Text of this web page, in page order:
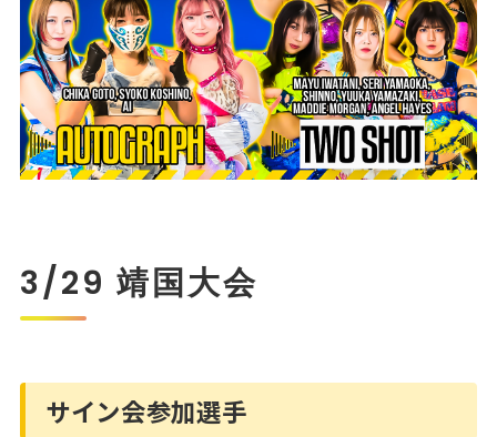
3/29 靖国大会
サイン会参加選手